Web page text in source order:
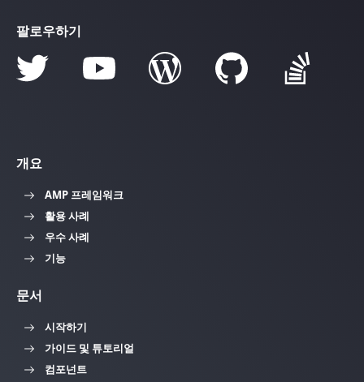
팔로우하기
개요
AMP 프레임워크
활용 사례
우수 사례
기능
문서
시작하기
가이드 및 튜토리얼
컴포넌트